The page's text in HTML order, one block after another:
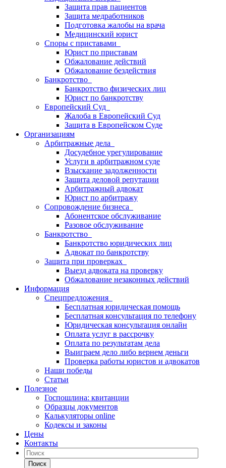
Защита прав пациентов
Защита медработников
Подготовка жалобы на врача
Медицинский юрист
Споры с приставами
Юрист по приставам
Обжалование действий
Обжалование бездействия
Банкротство
Банкротство физических лиц
Юрист по банкротству
Европейский Суд
Жалоба в Европейский Суд
Защита в Европейском Суде
Организациям
Арбитражные дела
Досудебное урегулирование
Услуги в арбитражном суде
Взыскание задолженности
Защита деловой репутации
Арбитражный адвокат
Юрист по арбитражу
Сопровождение бизнеса
Абонентское обслуживание
Разовое обслуживание
Банкротство
Банкротство юридических лиц
Адвокат по банкротству
Защита при проверках
Выезд адвоката на проверку
Обжалование незаконных действий
Информация
Спецпредложения
Бесплатная юридическая помощь
Бесплатная консультация по телефону
Юридическая консультация онлайн
Оплата услуг в рассрочку
Оплата по результатам дела
Выиграем дело либо вернем деньги
Проверка работы юристов и адвокатов
Наши победы
Статьи
Полезное
Госпошлина: квитанции
Образцы документов
Калькуляторы online
Кодексы и законы
Цены
Контакты
Поиск